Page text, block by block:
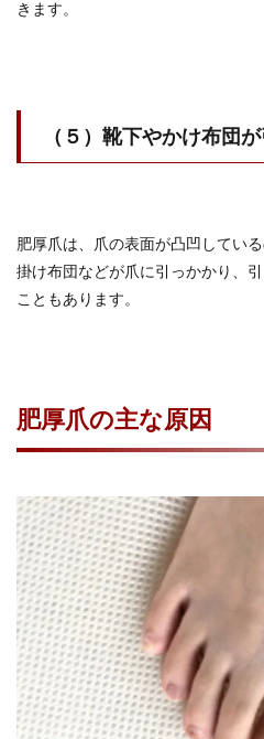
きます。
（５）靴下やかけ布団
肥厚爪は、爪の表面が凸凹してい
掛け布団などが爪に引っかかり、
こともあります。
肥厚爪の主な原因